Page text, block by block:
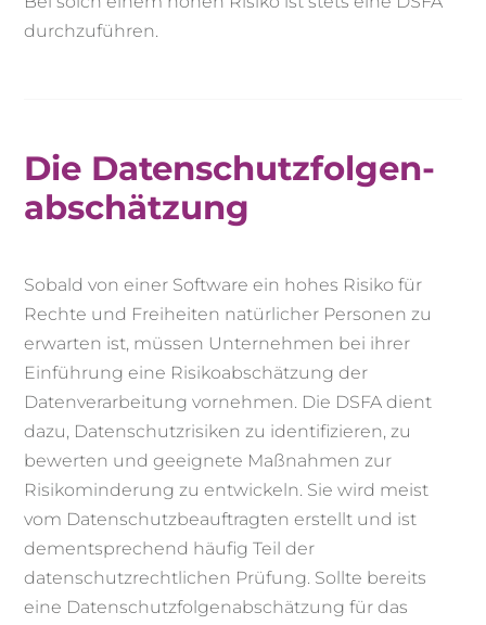
durchzuführen.
Die Datenschutz­folgen­
abschätzung
Sobald von einer Software ein hohes Risiko für
Rechte und Freiheiten natürlicher Personen zu
erwarten ist, müssen Unternehmen bei ihrer
Einführung eine Risikoabschätzung der
Datenverarbeitung vornehmen. Die DSFA dient
dazu, Datenschutzrisiken zu identifizieren, zu
bewerten und geeignete Maßnahmen zur
Risikominderung zu entwickeln. Sie wird meist
vom Datenschutzbeauftragten erstellt und ist
dementsprechend häufig Teil der
datenschutzrechtlichen Prüfung. Sollte bereits
eine Datenschutzfolgenabschätzung für das